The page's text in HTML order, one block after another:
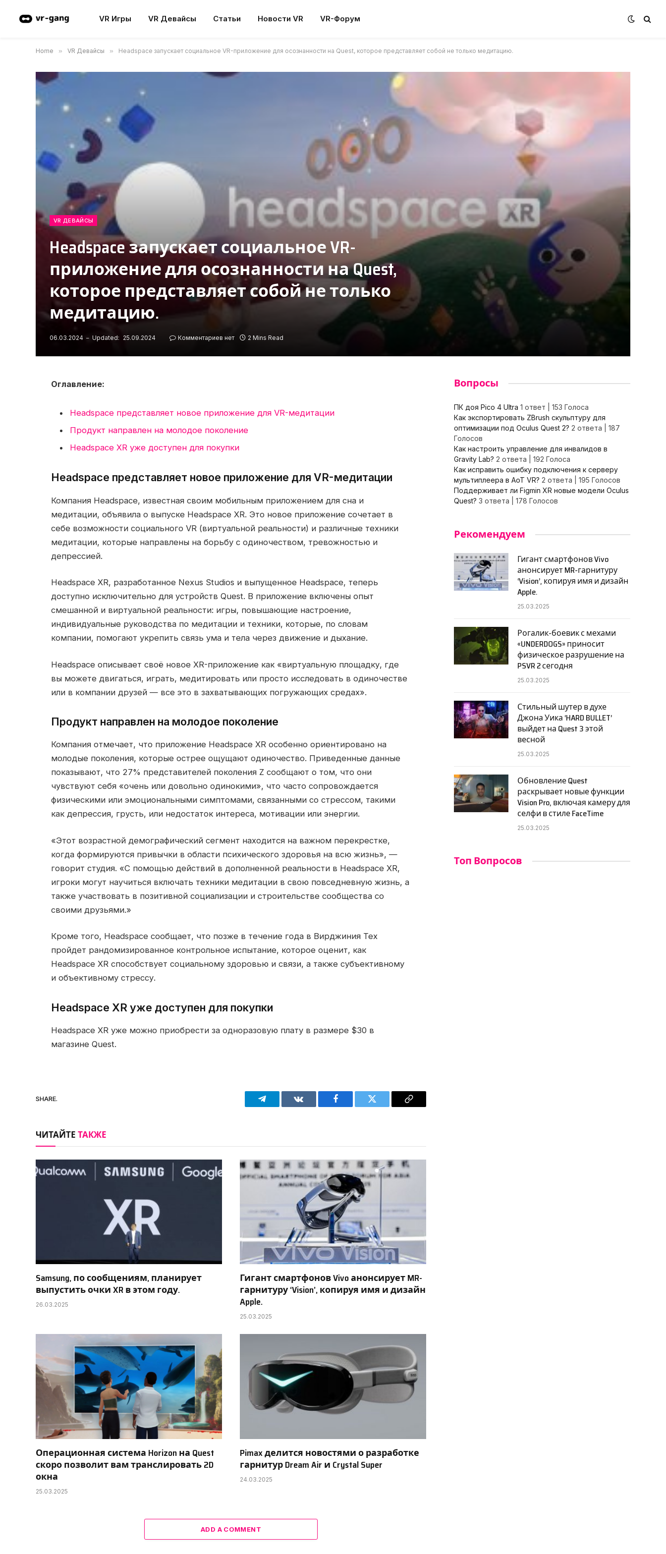
VR Игры VR Девайсы Статьи Новости VR VR-Форум
Home » VR Девайсы » Headspace запускает социальное VR-приложение для осознанности на Quest, которое представляет собой не только медитацию.
VR ДЕВАЙСЫ
Headspace запускает социальное VR-
приложение для осознанности на Quest,
которое представляет собой не только
медитацию.
06.03.2024 Updated: 25.09.2024 Комментариев нет 2 Mins Read
Оглавление:
Headspace представляет новое приложение для VR-медитации
Продукт направлен на молодое поколение
Headspace XR уже доступен для покупки
Headspace представляет новое приложение для VR-медитации
Компания Headspace, известная своим мобильным приложением для сна и
медитации, объявила о выпуске Headspace XR. Это новое приложение сочетает в
себе возможности социального VR (виртуальной реальности) и различные техники
медитации, которые направлены на борьбу с одиночеством, тревожностью и
депрессией.
Headspace XR, разработанное Nexus Studios и выпущенное Headspace, теперь
доступно исключительно для устройств Quest. В приложение включены опыт
смешанной и виртуальной реальности: игры, повышающие настроение,
индивидуальные руководства по медитации и техники, которые, по словам
компании, помогают укрепить связь ума и тела через движение и дыхание.
Headspace описывает своё новое XR-приложение как «виртуальную площадку, где
вы можете двигаться, играть, медитировать или просто исследовать в одиночестве
или в компании друзей — все это в захватывающих погружающих средах».
Продукт направлен на молодое поколение
Компания отмечает, что приложение Headspace XR особенно ориентировано на
молодые поколения, которые острее ощущают одиночество. Приведенные данные
показывают, что 27% представителей поколения Z сообщают о том, что они
чувствуют себя «очень или довольно одинокими», что часто сопровождается
физическими или эмоциональными симптомами, связанными со стрессом, такими
как депрессия, грусть, или недостаток интереса, мотивации или энергии.
«Этот возрастной демографический сегмент находится на важном перекрестке,
когда формируются привычки в области психического здоровья на всю жизнь», —
говорит студия. «С помощью действий в дополненной реальности в Headspace XR,
игроки могут научиться включать техники медитации в свою повседневную жизнь, а
также участвовать в позитивной социализации и строительстве сообщества со
своими друзьями.»
Кроме того, Headspace сообщает, что позже в течение года в Вирджиния Тех
пройдет рандомизированное контрольное испытание, которое оценит, как
Headspace XR способствует социальному здоровью и связи, а также субъективному
и объективному стрессу.
Headspace XR уже доступен для покупки
Headspace XR уже можно приобрести за одноразовую плату в размере $30 в
магазине Quest.
SHARE.
Telegram VKontakteFacebook Twitter
Copy
ЧИТАЙТЕТАКЖЕ
Samsung, по сообщениям, планирует
выпустить очки XR в этом году.
26.03.2025
Гигант смартфонов Vivo анонсирует MR-
гарнитуру ‘Vision’, копируя имя и дизайн
Apple.
25.03.2025
Операционная система Horizon на Quest
скоро позволит вам транслировать 2D
окна
25.03.2025
Pimax делится новостями о разработке
гарнитур Dream Air и Crystal Super
24.03.2025
ADD A COMMENT
Вопросы
ПК доя Pico 4 Ultra 1 ответ
153 Голоса
Как экспортировать ZBrush скульптуру для
оптимизации под Oculus Quest 2? 2 ответа
187
Голосов
Как настроить управление для инвалидов в
Gravity Lab? 2 ответа
192 Голоса
Как исправить ошибку подключения к серверу
мультиплеера в AoT VR? 2 ответа
195 Голосов
Поддерживает ли Figmin XR новые модели Oculus
Quest? 3 ответа 178 Голосов
Рекомендуем
Гигант смартфонов Vivo
анонсирует MR-гарнитуру
‘Vision’, копируя имя и дизайн
Apple.
25.03.2025
Рогалик-боевик с мехами
«UNDERDOGS» приносит
физическое разрушение на
PSVR 2 сегодня
25.03.2025
Стильный шутер в духе
Джона Уика ‘HARD BULLET’
выйдет на Quest 3 этой
весной
25.03.2025
Обновление Quest
раскрывает новые функции
Vision Pro, включая камеру для
селфи в стиле FaceTime
25.03.2025
Топ Вопросов